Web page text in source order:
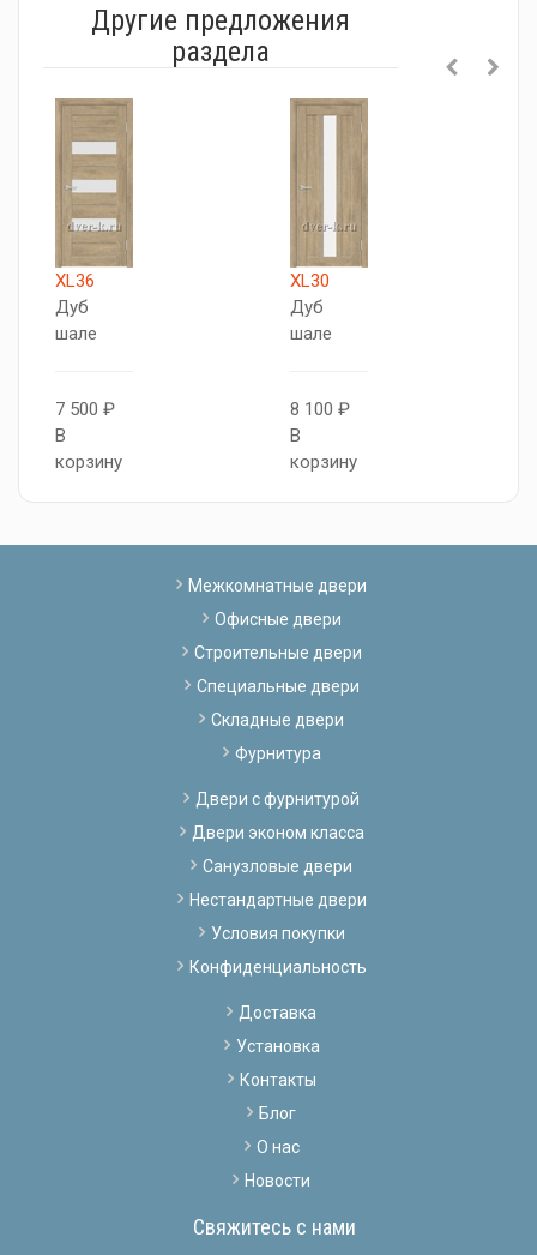
Другие предложения
раздела
XL36
Дуб
шале
7 500 ₽
В
корзину
XL30
Дуб
шале
8 100 ₽
В
корзину
Межкомнатные двери
Офисные двери
Строительные двери
Специальные двери
Складные двери
Фурнитура
Двери с фурнитурой
Двери эконом класса
Санузловые двери
Нестандартные двери
Условия покупки
Конфиденциальность
Доставка
Установка
Контакты
Блог
О нас
Новости
Свяжитесь с нами